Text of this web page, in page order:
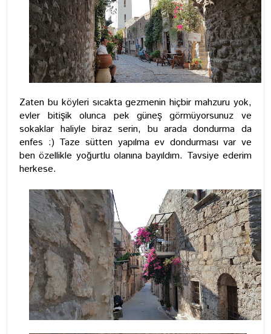
Zaten bu köyleri sıcakta gezmenin hiçbir mahzuru yok,
evler bitişik olunca pek güneş görmüyorsunuz ve
sokaklar haliyle biraz serin, bu arada dondurma da
enfes :) Taze sütten yapılma ev dondurması var ve
ben özellikle yoğurtlu olanına bayıldım. Tavsiye ederim
herkese.